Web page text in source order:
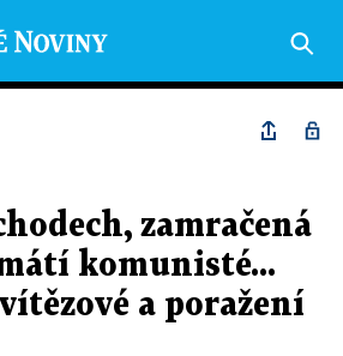
zamračená
komunisté...
a poražení